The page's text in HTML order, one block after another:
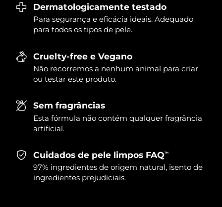
Dermatologicamente testado
Para segurança e eficácia ideais. Adequado
para todos os tipos de pele.
Cruelty-free e Vegano
Não recorremos a nenhum animal para criar
ou testar este produto.
Sem fragrâncias
Esta fórmula não contém qualquer fragrância
artificial.
Cuidados de pele limpos FAQTM
97% ingredientes de origem natural, isento de
ingredientes prejudiciais.
Singapura Entrega prevista8/11/26
Eslovênia Entrega prevista 8/9/26
Coreia do Sul
Espanha
Suécia Entrega prevista
Suíça